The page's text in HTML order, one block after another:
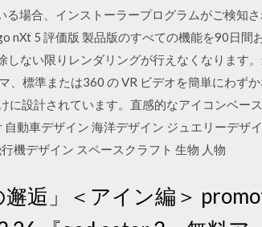
場合、インストーラープログラムがご検知
nXt 5 評価版 製品版のすべての機能を90日間
ない限りレンダリングが行えなくなります
標準または360 の VR ビデオを簡単にわず
設計されています。直感的なアイコンベー
動車デザイン 海洋デザイン ジュエリーデザ
機デザイン スペースクラフト 生物 人物
逅」＜アイン編＞